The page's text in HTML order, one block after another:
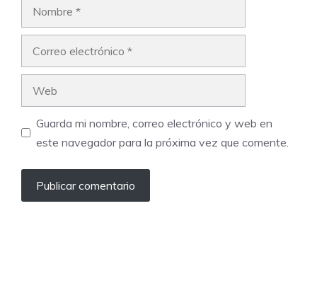
Guarda mi nombre, correo electrónico y web en
este navegador para la próxima vez que comente.